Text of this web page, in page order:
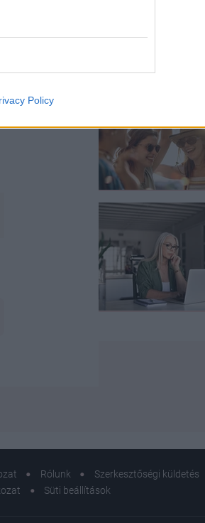
Policy
Rólunk Szerkesztőségi küldetés
Süti beállítások